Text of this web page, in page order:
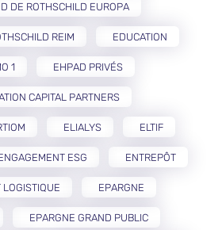
DE ROTHSCHILD EUROPA
REIM EDUCATION
1 EHPAD PRIVÉS
CAPITAL PARTNERS
ELIALYS ELTIF
ESG ENTREPÔT
LOGISTIQUE EPARGNE
EPARGNE GRAND PUBLIC